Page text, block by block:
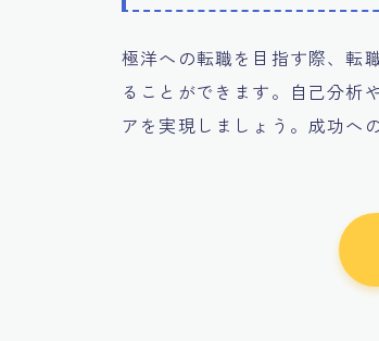
極洋への転職を目指す際、転
ることができます。自己分析
アを実現しましょう。成功へ